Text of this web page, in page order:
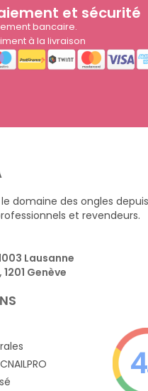
et sécurité
bancaire.
à la livraison
domaine des ongles
et revendeurs.
Lausanne
Genève